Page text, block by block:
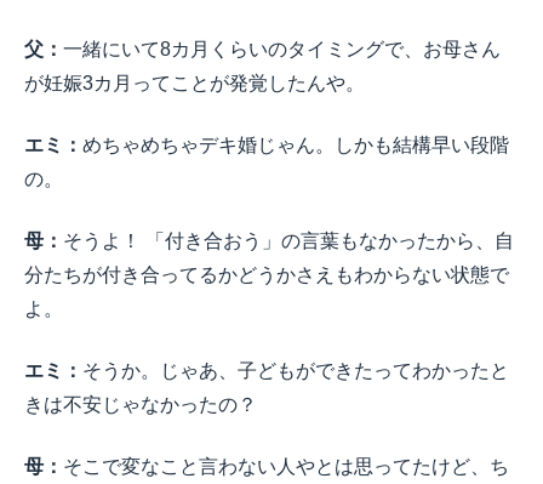
父： 一緒にいて8カ月くらいのタイミングで、お母さん
が妊娠3カ月ってことが発覚したんや。
エミ： めちゃめちゃデキ婚じゃん。しかも結構早い段階
の。
母： そうよ！ 「付き合おう」の言葉もなかったから、自
分たちが付き合ってるかどうかさえもわからない状態で
よ。
エミ： そうか。じゃあ、子どもができたってわかったと
きは不安じゃなかったの？
母： そこで変なこと言わない人やとは思ってたけど、ち